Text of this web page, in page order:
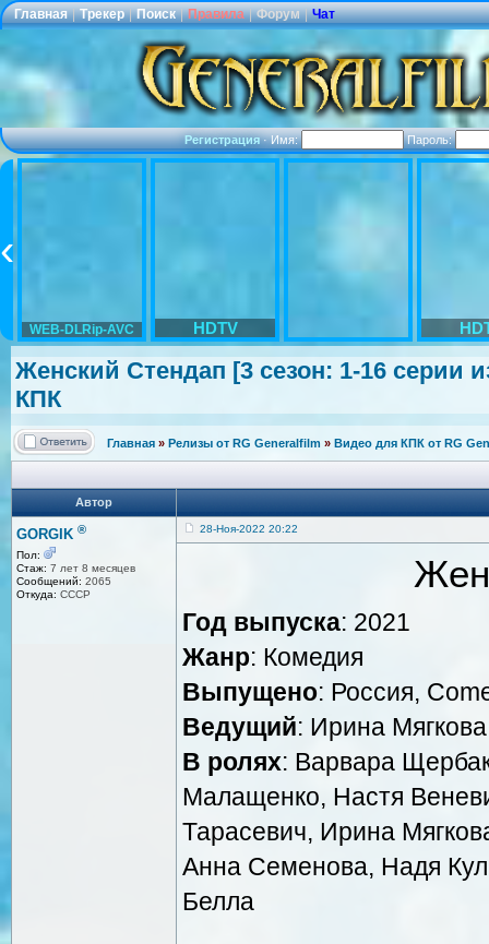
Главная | Трекер | Поиск | Правила | Форум | Чат
Регистрация·Имя: Пароль:
WEB-DLRip-AVC HDTV
Женский Стендап [3 сезон: 1-16 серии
КПК
Главная » Релизы от RG Generalfilm » Видео для КПК от RG
Автор
GORGIK ®
Пол:
Стаж: 7 лет 8 месяцев
Сообщений: 2065
Откуда: СССР
28-Ноя-2022 20:22
Год выпуска: 2021
Жанр: Комедия
Выпущено: Россия,
Ведущий: Ирина Мягкова
В ролях: Варвара
Малащенко, Настя
Тарасевич, Ирина
Анна Семенова, Надя
Белла